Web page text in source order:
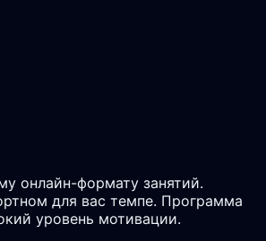
онлайн-формату занятий.
для вас темпе. Программа
уровень мотивации.